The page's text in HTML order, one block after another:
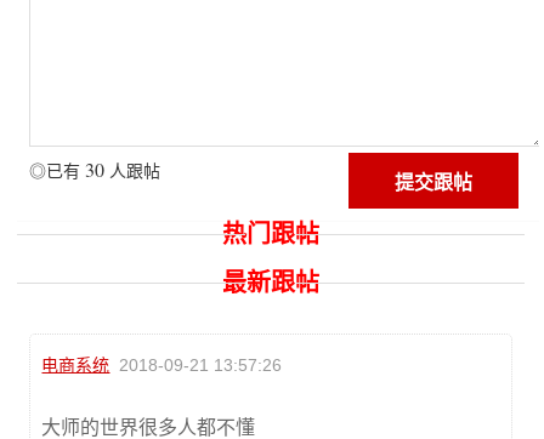
◎已有 30 人跟帖
热门跟帖
最新跟帖
电商系统 2018-09-21 13:57:26
大师的世界很多人都不懂